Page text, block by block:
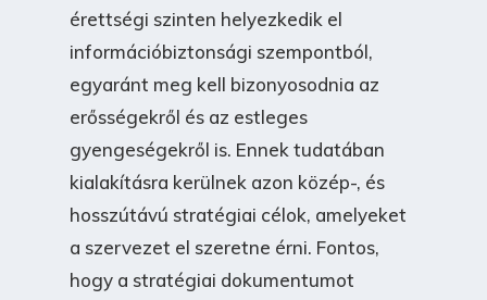
érettségi szinten helyezkedik el
információbiztonsági szempontból,
egyaránt meg kell bizonyosodnia az
erősségekről és az estleges
gyengeségekről is. Ennek tudatában
kialakításra kerülnek azon közép-, és
hosszútávú stratégiai célok, amelyeket
a szervezet el szeretne érni. Fontos,
hogy a stratégiai dokumentumot